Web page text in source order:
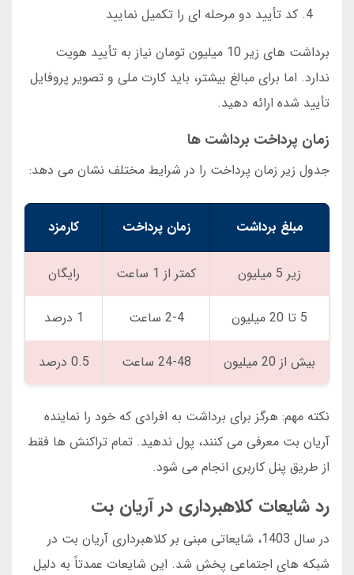
کد تأیید دو مرحله ای را تکمیل نمایید
برداشت های زیر 10 میلیون تومان نیاز به تأیید هویت
ندارد. اما برای مبالغ بیشتر، باید کارت ملی و تصویر پروفایل
تأیید شده ارائه دهید.
زمان پرداخت برداشت ها
جدول زیر زمان پرداخت را در شرایط مختلف نشان می دهد:
مبلغ برداشت زمان پرداخت کارمزد
زیر 5 میلیون کمتر از 1 ساعت رایگان
5 تا 20 میلیون 2-4 ساعت 1 درصد
بیش از 20 میلیون 24-48 ساعت 0.5 درصد
نکته مهم: هرگز برای برداشت به افرادی که خود را نماینده
آریان بت معرفی می کنند، پول ندهید. تمام تراکنش ها فقط
از طریق پنل کاربری انجام می شود.
رد شایعات کلاهبرداری در آریان بت
در سال 1403، شایعاتی مبنی بر کلاهبرداری آریان بت در
شبکه های اجتماعی پخش شد. این شایعات عمدتاً به دلیل